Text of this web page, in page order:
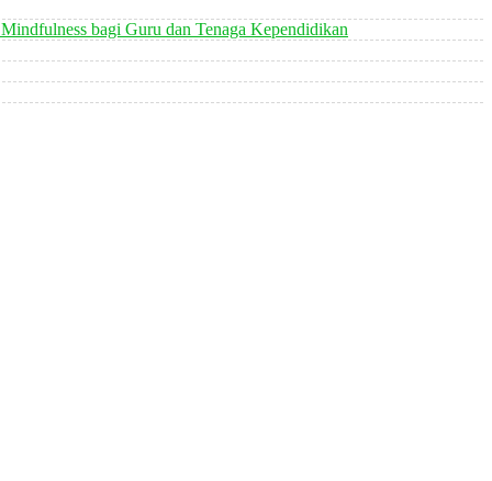
bagi Guru dan Tenaga Kependidikan